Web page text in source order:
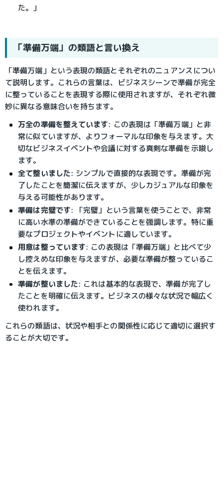
た。」
「準備万端」の類語と言い換え
「準備万端」という表現の類語とそれぞれのニュアンスについ
て説明します。これらの言葉は、ビジネスシーンで準備が完全
に整っていることを表現する際に使用されますが、それぞれ微
妙に異なる意味合いを持ちます。
万全の準備を整えています: この表現は「準備万端」と非
常に似ていますが、よりフォーマルな印象を与えます。大
切なビジネスイベントや会議に対する真剣な準備を示唆し
ます。
全て整いました: シンプルで直接的な表現です。準備が完
了したことを簡潔に伝えますが、少しカジュアルな印象を
与える可能性があります。
準備は完璧です: 「完璧」という言葉を使うことで、非常
に高い水準の準備ができていることを強調します。特に重
要なプロジェクトやイベントに適しています。
用意は整っています: この表現は「準備万端」と比べて少
し控えめな印象を与えますが、必要な準備が整っているこ
とを伝えます。
準備が整いました: これは基本的な表現で、準備が完了し
たことを明確に伝えます。ビジネスの様々な状況で幅広く
使われます。
これらの類語は、状況や相手との関係性に応じて適切に選択す
ることが大切です。